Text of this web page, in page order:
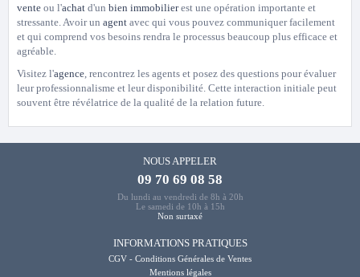
vente ou l'achat d'un bien immobilierest une opération importante et
stressante. Avoir un agent avec qui vous pouvez communiquer facilement
et qui comprend vos besoins rendra le processus beaucoup plus efficace et
agréable.
Visitez l'agence, rencontrez les agents et posez des questions pour évaluer
leur professionnalisme et leur disponibilité. Cette interaction initiale peut
souvent être révélatrice de la qualité de la relation future.
NOUS APPELER
09 70 69 08 58
Du lundi au vendredi de 8h à 20h
Le samedi de 10h à 15h
Non surtaxé
INFORMATIONS PRATIQUES
CGV - Conditions Générales de Ventes
Mentions légales